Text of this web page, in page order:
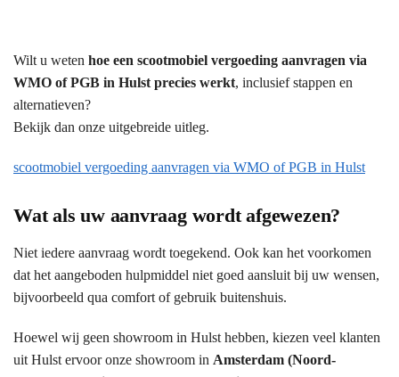
Wilt u weten hoe een scootmobiel vergoeding aanvragen via
WMO of PGB in Hulst precies werkt, inclusief stappen en
alternatieven?
Bekijk dan onze uitgebreide uitleg.
scootmobiel vergoeding aanvragen via WMO of PGB in Hulst
Wat als uw aanvraag wordt afgewezen?
Niet iedere aanvraag wordt toegekend. Ook kan het voorkomen
dat het aangeboden hulpmiddel niet goed aansluit bij uw wensen,
bijvoorbeeld qua comfort of gebruik buitenshuis.
Hoewel wij geen showroom in Hulst hebben, kiezen veel klanten
uit Hulst ervoor onze showroom in Amsterdam (Noord-